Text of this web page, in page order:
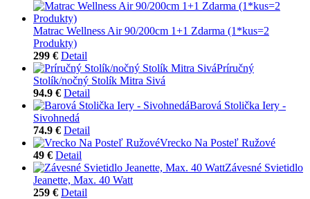
Matrac Wellness Air 90/200cm 1+1 Zdarma (1*kus=2
Produkty)
299 € Detail
Príručný
Stolík/nočný Stolík Mitra Sivá
94.9 € Detail
Barová Stolička Iery -
Sivohnedá
74.9 € Detail
Vrecko Na Posteľ Ružové
49 € Detail
Závesné Svietidlo
Jeanette, Max. 40 Watt
259 € Detail